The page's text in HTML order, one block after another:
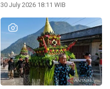
30 July 2026 18:11 WIB